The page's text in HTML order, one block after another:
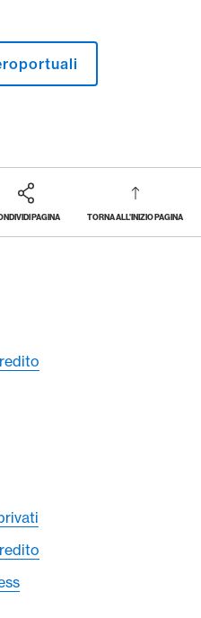
PAGINA TORNA ALL'INIZIO PAGINA